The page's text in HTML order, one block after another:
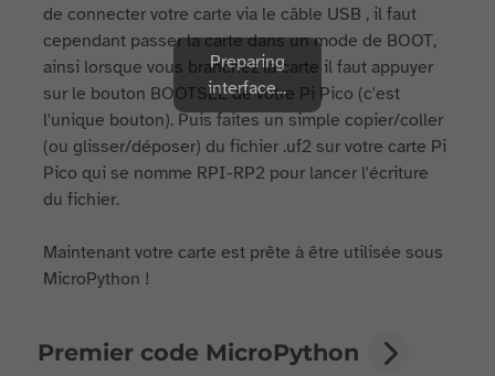
de connecter votre carte via le câble USB , il faut
cependant passer la carte dans un mode de BOOT,
ainsi lorsque vous branchez la carte il faut appuyer
sur le bouton BOOTSEL de votre Pi Pico (c'est
l'unique bouton). Puis faites un simple copier/coller
(ou glisser/déposer) du fichier .uf2 sur votre carte Pi
Pico qui se nomme RPI-RP2 pour lancer l'écriture
du fichier.
Maintenant votre carte est prête à être utilisée sous
MicroPython !
Premier code MicroPython
Preparing
interface...